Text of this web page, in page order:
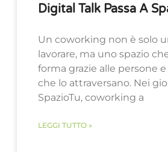
Digital Talk Passa A
Un coworking non è solo
lavorare, ma uno spazio
forma grazie alle persone
che lo attraversano. Nei
SpazioTu, coworking a
LEGGI TUTTO »